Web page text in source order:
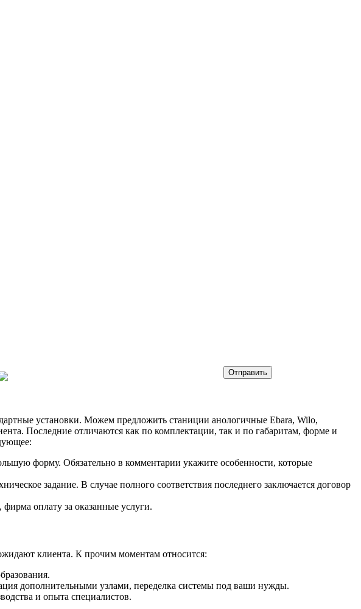
установки. Можем предложить станиции анологичные Ebara, Wilo,
Последние отличаются как по комплектации, так и по габаритам, форме и
форму. Обязательно в комментарии укажите особенности, которые
задание. В случае полного соответствия последнего заключается договор
оплату за оказанные услуги.
клиента. К прочим моментам относится:
дополнительными узлами, переделка системы под ваши нужды.
и опыта специалистов.